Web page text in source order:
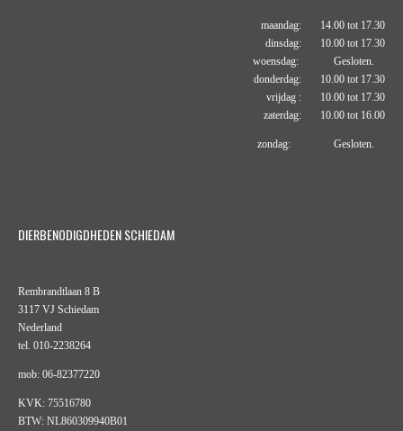
maandag: 14.00 tot 17.30
dinsdag: 10.00 tot 17.30
woensdag: Gesloten.
donderdag: 10.00 tot 17.30
vrijdag : 10.00 tot 17.30
zaterdag: 10.00 tot 16.00
zondag: Gesloten.
DIERBENODIGDHEDEN SCHIEDAM
Rembrandtlaan 8 B
3117 VJ Schiedam
Nederland
tel. 010-2238264
mob: 06-82377220
KVK: 75516780
BTW: NL860309940B01